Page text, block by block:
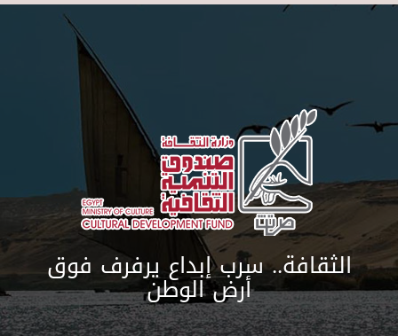
Skip to main content
الثقافة.. سرب إبداع يرفرف فوق
أرض الوطن